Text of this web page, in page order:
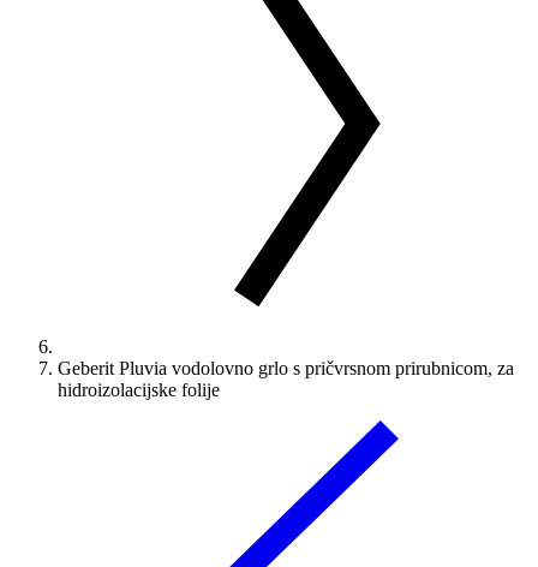
Geberit Pluvia vodolovno grlo s pričvrsnom prirubnicom, za
hidroizolacijske folije